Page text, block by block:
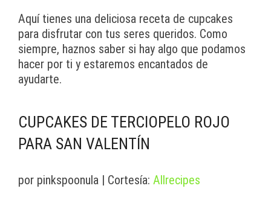
Aquí tienes una deliciosa receta de cupcakes
para disfrutar con tus seres queridos. Como
siempre, haznos saber si hay algo que podamos
hacer por ti y estaremos encantados de
ayudarte.
CUPCAKES DE TERCIOPELO ROJO
PARA SAN VALENTÍN
por pinkspoonula | Cortesía: Allrecipes